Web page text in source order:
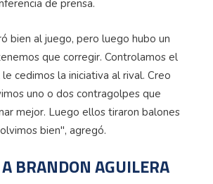
de prensa.
bien al juego, pero luego hubo un
que corregir. Controlamos el
cedimos la iniciativa al rival. Creo
uno o dos contragolpes que
mejor. Luego ellos tiraron balones
bien", agregó.
BRANDON AGUILERA